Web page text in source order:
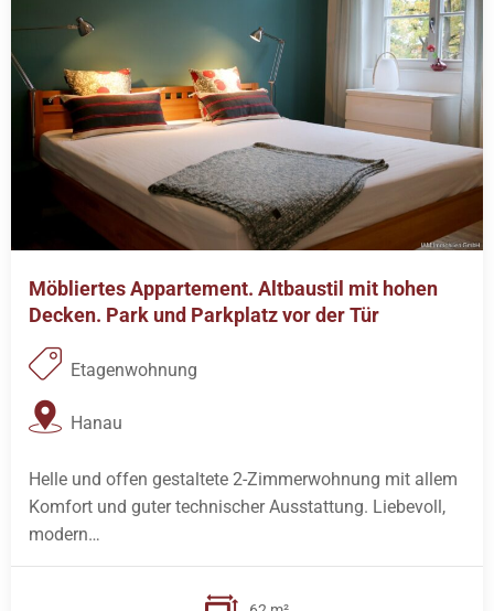
Möbliertes Appartement. Altbaustil mit hohen
Decken. Park und Parkplatz vor der Tür
Etagenwohnung
Hanau
Helle und offen gestaltete 2-Zimmerwohnung mit allem
Komfort und guter technischer Ausstattung. Liebevoll,
modern…